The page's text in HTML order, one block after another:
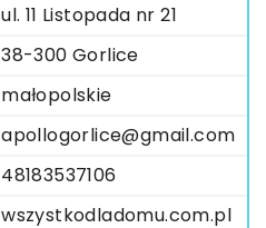
ul. 11 Listopada nr 21
38-300 Gorlice
małopolskie
apollogorlice@gmail.com
48183537106
wszystkodladomu.com.pl